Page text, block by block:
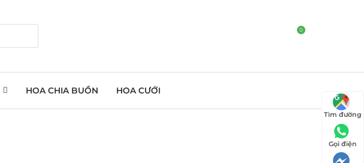
0
HOA CHIA BUỒN HOA CƯỚI
Tìm đường
Gọi điện